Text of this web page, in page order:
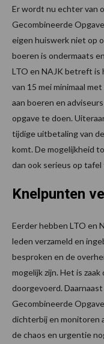
Er wordt nu echter van
Gecombineerde
eigen huiswerk niet op
boeren is ondermaats
LTO en NAJK betreft is
van 15 mei minimaal
aan boeren en
opgave te doen.
tijdige uitbetaling van
komt. De mogelijkheid
dan ook serieus op tafel
Knelpunten
Eerder hebben LTO en
leden verzameld en
besproken en de
mogelijk zijn. Het is
doorgevoerd.
Gecombineerde
dichterbij en monitoren
de chaos en urgentie